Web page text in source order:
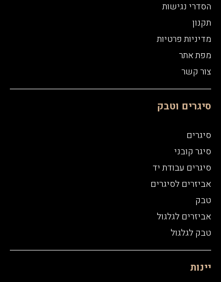
הסדרי נגישות
תקנון
מדיניות פרטיות
מפת אתר
צור קשר
סיגרים וטבק
סיגרים
סיגר קובני
סיגרים עבודת יד
אביזרים לסיגרים
טבק
אביזרים לגלגול
טבק לגלגול
יינות